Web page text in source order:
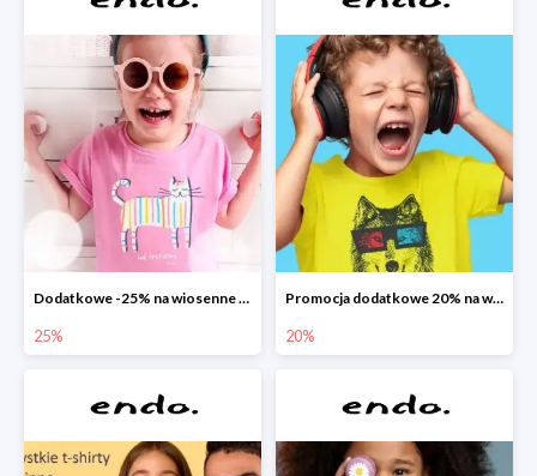
Dodatkowe -25% na wiosenne nowości
25%
Promocja dodatkowe 20% na wszystko
20%